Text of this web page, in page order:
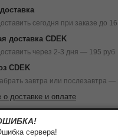
сегодня при заказе до
доставка CDEK
через 2-3 дня — 195 руб
CDEK
завтра или послезавтра —
о доставке и оплате
сервера!